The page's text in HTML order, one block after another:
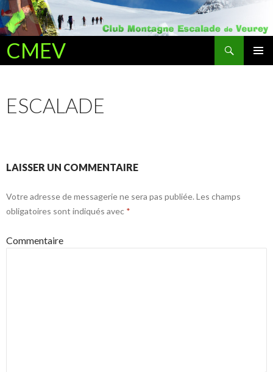
CMEV
Recherche
ALLER AU CONTENU PRINCIPAL
ESCALADE
LAISSER UN COMMENTAIRE
Votre adresse de messagerie ne sera pas publiée. Les champs
obligatoires sont indiqués avec *
Commentaire